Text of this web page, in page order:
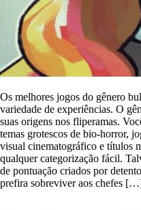
Os melhores jogos do gênero
variedade de experiências. O
suas origens nos fliperamas.
temas grotescos de bio-horror,
visual cinematográfico e títulos
qualquer categorização fácil.
de pontuação criados por
prefira sobreviver aos chefes